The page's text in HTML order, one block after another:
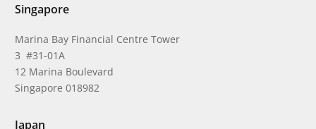
Singapore
Marina Bay Financial Centre Tower
3 #31-01A
12 Marina Boulevard
Singapore 018982
Japan